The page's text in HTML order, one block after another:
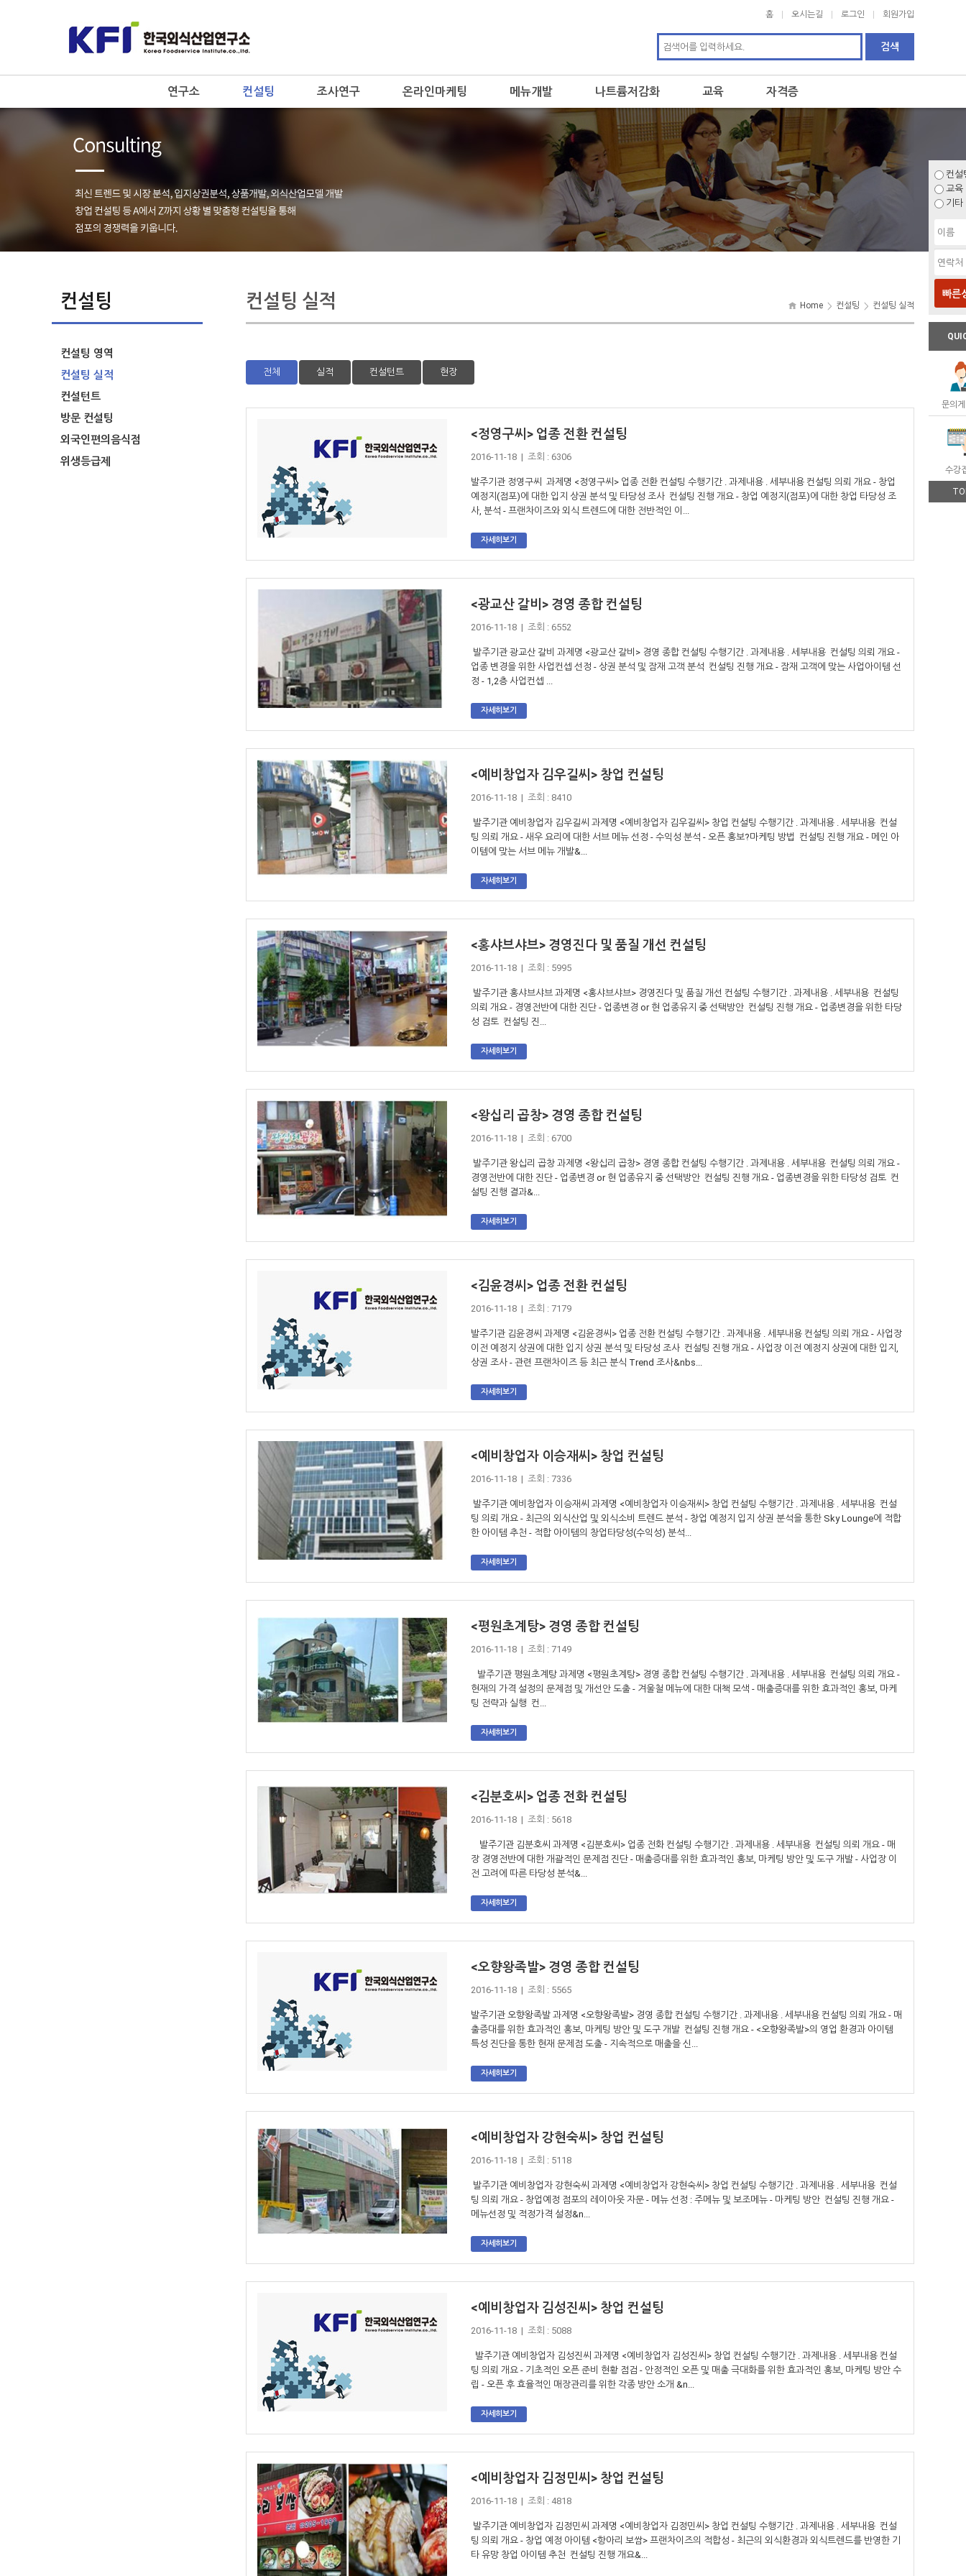
홈 오시는길 로그인 회원가입
연구소 컨설팅 조사연구 온라인마케팅 메뉴개발 나트륨저감화 교육 자격증
컨설팅
컨설팅 영역
컨설팅 실적
컨설턴트
방문 컨설팅
외국인편의음식점
위생등급제
컨설팅 실적 Home 컨설팅 컨설팅 실적
전체 실적 컨설턴트 현장
<정영구씨> 업종 전환 컨설팅
2016-11-18 | 조회 : 6306
발주기관 정영구씨 과제명 <정영구씨> 업종 전환 컨설팅 수행기간 . 과제내용 . 세부내용 컨설팅 의뢰 개요 - 창업
예정지(점포)에 대한 입지 상권 분석 및 타당성 조사 컨설팅 진행 개요 - 창업 예정지(점포)에 대한 창업 타당성 조
사, 분석 - 프랜차이즈와 외식 트렌드에 대한 전반적인 이...
자세히보기
<광교산 갈비> 경영 종합 컨설팅
2016-11-18 | 조회 : 6552
발주기관 광교산 갈비 과제명 <광교산 갈비> 경영 종합 컨설팅 수행기간 . 과제내용 . 세부내용 컨설팅 의뢰 개요 -
업종 변경을 위한 사업컨셉 선정 - 상권 분석 및 잠재 고객 분석 컨설팅 진행 개요 - 잠재 고객에 맞는 사업아이템 선
정 - 1,2층 사업컨셉 ...
자세히보기
<예비창업자 김우길씨> 창업 컨설팅
2016-11-18 | 조회 : 8410
발주기관 예비창업자 김우길씨 과제명 <예비창업자 김우길씨> 창업 컨설팅 수행기간 . 과제내용 . 세부내용 컨설
팅 의뢰 개요 - 새우 요리에 대한 서브 메뉴 선정 - 수익성 분석 - 오픈 홍보?마케팅 방법 컨설팅 진행 개요 - 메인 아
이템에 맞는 서브 메뉴 개발&...
자세히보기
<홍샤브샤브> 경영진다 및 품질 개선 컨설팅
2016-11-18 | 조회 : 5995
발주기관 홍샤브샤브 과제명 <홍샤브샤브> 경영진다 및 품질 개선 컨설팅 수행기간 . 과제내용 . 세부내용 컨설팅
의뢰 개요 - 경영전반에 대한 진단 - 업종변경 or 현 업종유지 중 선택방안 컨설팅 진행 개요 - 업종변경을 위한 타당
성 검토 컨설팅 진...
자세히보기
<왕십리 곱창> 경영 종합 컨설팅
2016-11-18 | 조회 : 6700
발주기관 왕십리 곱창 과제명 <왕십리 곱창> 경영 종합 컨설팅 수행기간 . 과제내용 . 세부내용 컨설팅 의뢰 개요 -
경영전반에 대한 진단 - 업종변경 or 현 업종유지 중 선택방안 컨설팅 진행 개요 - 업종변경을 위한 타당성 검토 컨
설팅 진행 결과&...
자세히보기
<김윤경씨> 업종 전환 컨설팅
2016-11-18 | 조회 : 7179
발주기관 김윤경씨 과제명 <김윤경씨> 업종 전환 컨설팅 수행기간 . 과제내용 . 세부내용 컨설팅 의뢰 개요 - 사업장
이전 예정지 상권에 대한 입지 상권 분석 및 타당성 조사 컨설팅 진행 개요 - 사업장 이전 예정지 상권에 대한 입지,
상권 조사 - 관련 프랜차이즈 등 최근 분식 Trend 조사&nbs...
자세히보기
<예비창업자 이승재씨> 창업 컨설팅
2016-11-18 | 조회 : 7336
발주기관 예비창업자 이승재씨 과제명 <예비창업자 이승재씨> 창업 컨설팅 수행기간 . 과제내용 . 세부내용 컨설
팅 의뢰 개요 - 최근의 외식산업 및 외식소비 트렌드 분석 - 창업 예정지 입지 상권 분석을 통한 Sky Lounge에 적합
한 아이템 추천 - 적합 아이템의 창업타당성(수익성) 분석...
자세히보기
<평원초계탕> 경영 종합 컨설팅
2016-11-18 | 조회 : 7149
발주기관 평원초계탕 과제명 <평원초계탕> 경영 종합 컨설팅 수행기간 . 과제내용 . 세부내용 컨설팅 의뢰 개요 -
현재의 가격 설정의 문제점 및 개선안 도출 - 겨울철 메뉴에 대한 대책 모색 - 매출증대를 위한 효과적인 홍보, 마케
팅 전략과 실행 컨...
자세히보기
<김분호씨> 업종 전화 컨설팅
2016-11-18 | 조회 : 5618
발주기관 김분호씨 과제명 <김분호씨> 업종 전화 컨설팅 수행기간 . 과제내용 . 세부내용 컨설팅 의뢰 개요 - 매
장 경영전반에 대한 개괄적인 문제점 진단 - 매출증대를 위한 효과적인 홍보, 마케팅 방안 및 도구 개발 - 사업장 이
전 고려에 따른 타당성 분석&...
자세히보기
<오향왕족발> 경영 종합 컨설팅
2016-11-18 | 조회 : 5565
발주기관 오향왕족발 과제명 <오향왕족발> 경영 종합 컨설팅 수행기간 . 과제내용 . 세부내용 컨설팅 의뢰 개요 - 매
출증대를 위한 효과적인 홍보, 마케팅 방안 및 도구 개발 컨설팅 진행 개요 - <오향왕족발>의 영업 환경과 아이템
특성 진단을 통한 현재 문제점 도출 - 지속적으로 매출을 신...
자세히보기
<예비창업자 강현숙씨> 창업 컨설팅
2016-11-18 | 조회 : 5118
발주기관 예비창업자 강현숙씨 과제명 <예비창업자 강현숙씨> 창업 컨설팅 수행기간 . 과제내용 . 세부내용 컨설
팅 의뢰 개요 - 창업예정 점포의 레이아웃 자문 - 메뉴 선정 : 주메뉴 및 보조메뉴 - 마케팅 방안 컨설팅 진행 개요 -
메뉴선정 및 적정가격 설정&n...
자세히보기
<예비창업자 김성진씨> 창업 컨설팅
2016-11-18 | 조회 : 5088
발주기관 예비창업자 김성진씨 과제명 <예비창업자 김성진씨> 창업 컨설팅 수행기간 . 과제내용 . 세부내용 컨설
팅 의뢰 개요 - 기초적인 오픈 준비 현황 점검 - 안정적인 오픈 및 매출 극대화를 위한 효과적인 홍보, 마케팅 방안 수
립 - 오픈 후 효율적인 매장관리를 위한 각종 방안 소개 &n...
자세히보기
<예비창업자 김정민씨> 창업 컨설팅
2016-11-18 | 조회 : 4818
발주기관 예비창업자 김정민씨 과제명 <예비창업자 김정민씨> 창업 컨설팅 수행기간 . 과제내용 . 세부내용 컨설
팅 의뢰 개요 - 창업 예정 아이템 <항아리 보쌈> 프랜차이즈의 적합성 - 최근의 외식환경과 외식트렌드를 반영한 기
타 유망 창업 아이템 추천 컨설팅 진행 개요&...
컨설
교육
기타
빠른
문의
수강